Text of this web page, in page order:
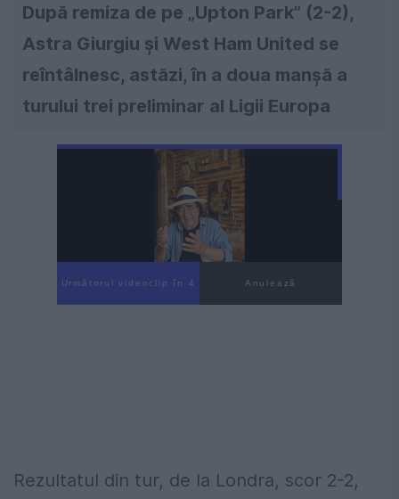
După remiza de pe „Upton Park” (2-2),
Astra Giurgiu și West Ham United se
reîntâlnesc, astăzi, în a doua manșă a
turului trei preliminar al Ligii Europa
Următorul videoclip în 3 Anulează
Rezultatul din tur, de la Londra, scor 2-2,